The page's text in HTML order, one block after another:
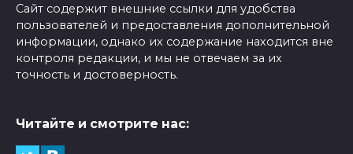
Сайт содержит внешние ссылки для удобства
пользователей и предоставления дополнительной
информации, однако их содержание находится вне
контроля редакции, и мы не отвечаем за их
точность и достоверность.
Читайте и смотрите нас: